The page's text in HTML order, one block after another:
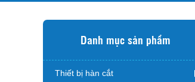
Danh mục sản phẩm
Thiết bị hàn cắt